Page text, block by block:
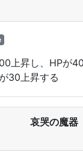
上昇し、HPが
30上昇する
哀哭の魔器